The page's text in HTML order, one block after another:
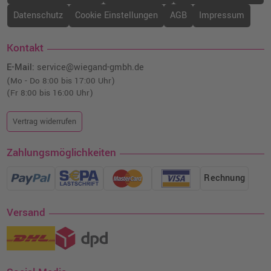
Epson 202XL Druckerpatrone
(C13T02H14010) · Fotoschwarz
23,99 € shopping_cart
Datenschutz
Cookie Einstellungen AGB Impressum
Kontakt
E-Mail: service@wiegand-gmbh.de
(Mo - Do 8:00 bis 17:00 Uhr)
(Fr 8:00 bis 16:00 Uhr)
Vertrag widerrufen
Zahlungsmöglichkeiten
Rechnung
Versand